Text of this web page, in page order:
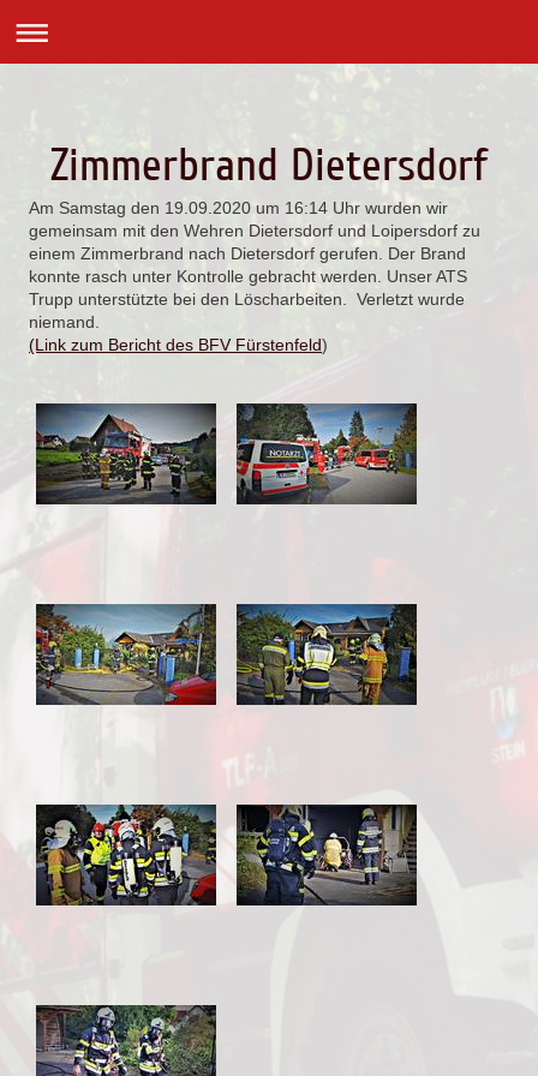
Zimmerbrand Dietersdorf
Am Samstag den 19.09.2020 um 16:14 Uhr wurden wir
gemeinsam mit den Wehren Dietersdorf und Loipersdorf zu
einem Zimmerbrand nach Dietersdorf gerufen. Der Brand
konnte rasch unter Kontrolle gebracht werden. Unser ATS
Trupp unterstützte bei den Löscharbeiten. Verletzt wurde
niemand.
(Link zum Bericht des BFV Fürstenfeld)